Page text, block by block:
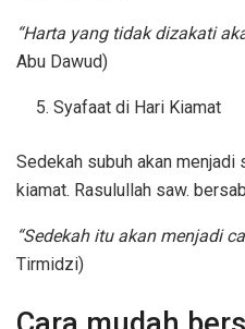
“Harta yang tidak dizakati
Abu Dawud)
Syafaat di Hari Kiamat
Sedekah subuh akan
kiamat. Rasulullah saw.
“Sedekah itu akan menjadi
Tirmidzi)